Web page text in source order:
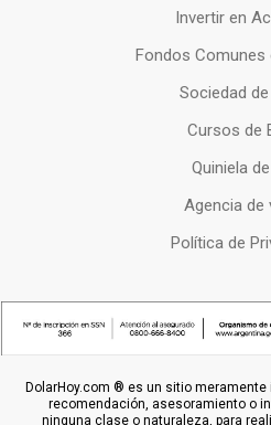
Invertir en
Fondos Comunes
Sociedad
Cursos de
Quiniela
Agencia de
Política de
DolarHoy.com ® es un sitio
recomendación, asesoramiento o
ninguna clase o naturaleza, para